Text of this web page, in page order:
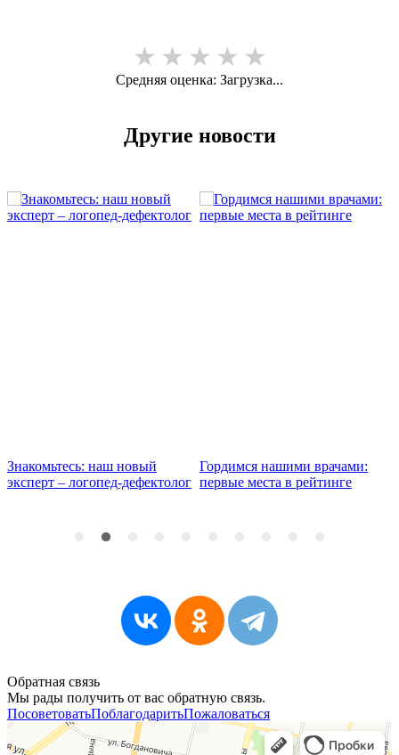
★ ★ ★ ★ ★
Средняя оценка: Загрузка...
Другие новости
Гордимся нашими врачами:
первые места в рейтинге
Запись к врачу-неврологу
открыта — лечение болей и
Обратная связь
Мы рады получить от вас обратную связь.
ПосоветоватьПоблагодаритьПожаловаться